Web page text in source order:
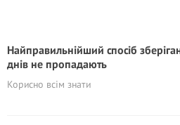
Найправильнійший спосіб
днів не пропадають
Корисно всім знати